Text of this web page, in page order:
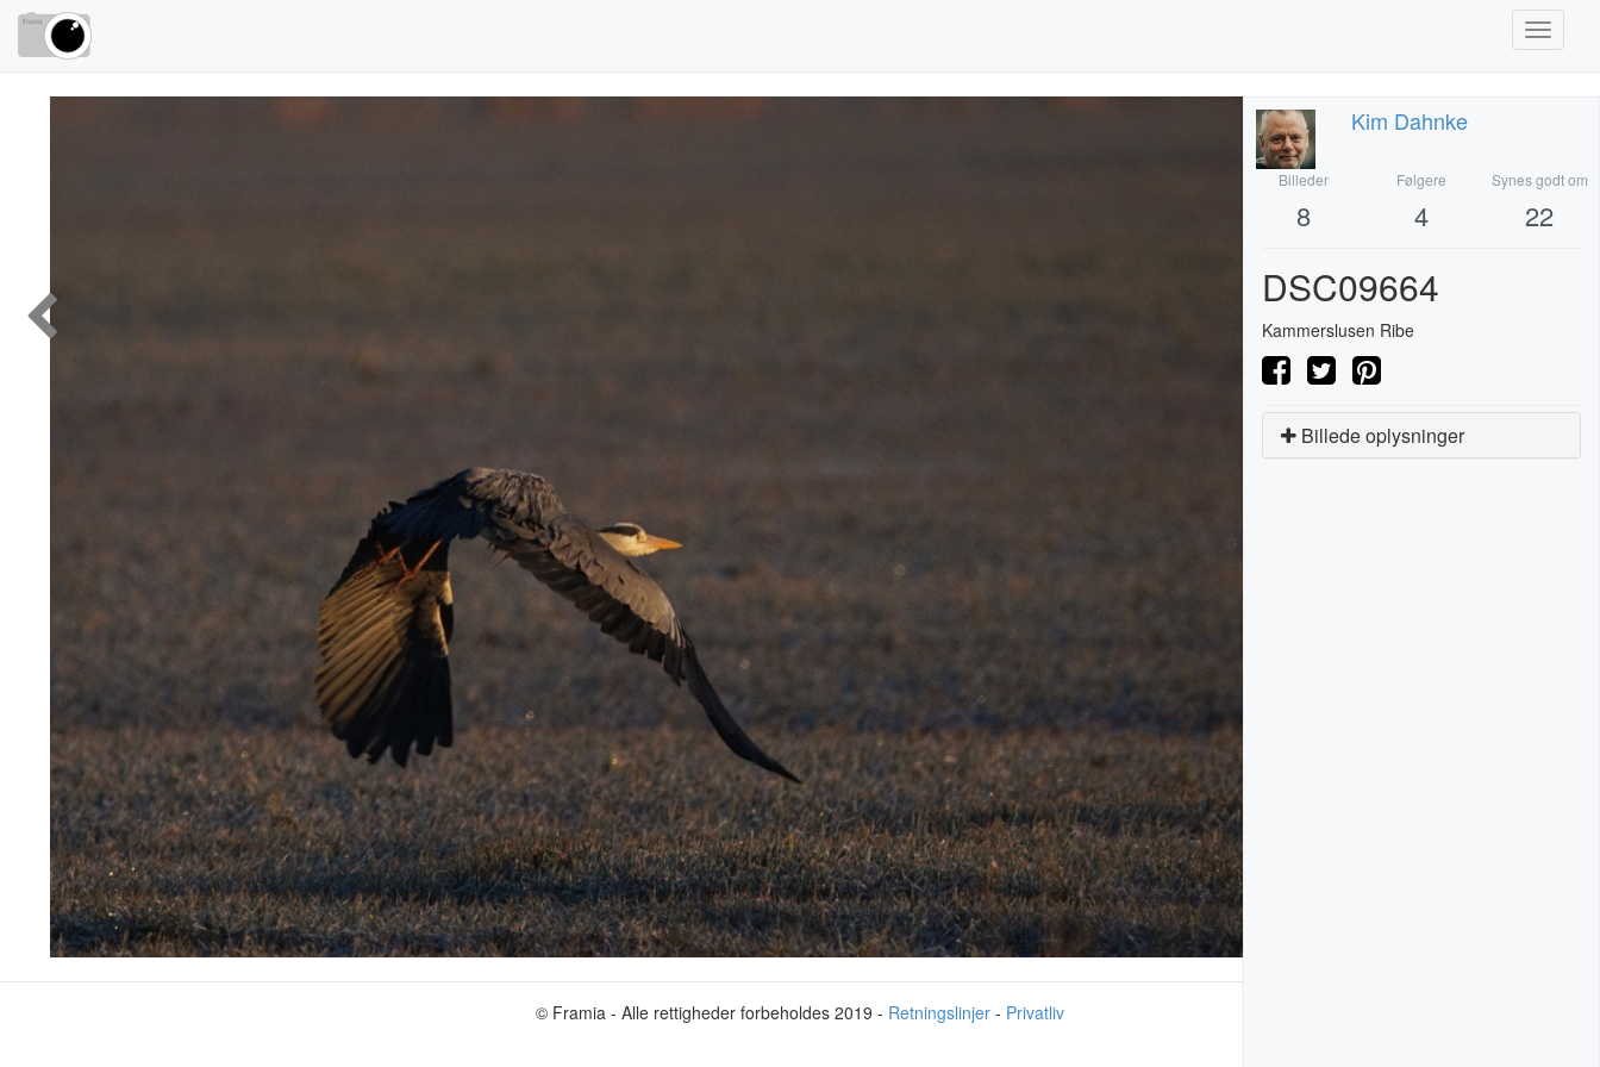
Toggle
Kim Dahnke
Billeder
8
Følgere
4
Synes godt om
22
DSC09664
Kammerslusen Ribe
Billede oplysninger
© Framia - Alle rettigheder forbeholdes 2019 - Retningslinjer - Privatliv